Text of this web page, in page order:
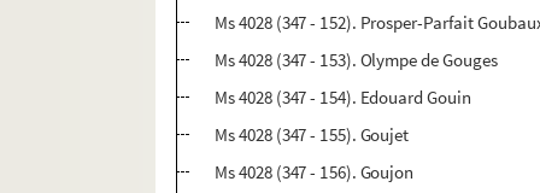
Ms 4028 (347 - 152). Prosper-Parfait
Ms 4028 (347 - 153). Olympe de Gouges
Ms 4028 (347 - 154). Edouard Gouin
Ms 4028 (347 - 155). Goujet
Ms 4028 (347 - 156). Goujon